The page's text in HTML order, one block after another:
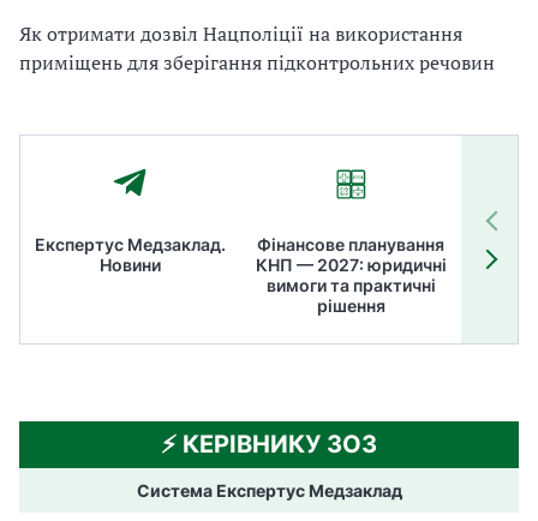
Як отримати дозвіл Нацполіції на використання
приміщень для зберігання підконтрольних речовин
Експертус Медзаклад.
Новини
Фінансове планування
КНП — 2027: юридичні
вимоги та практичні
рішення
⚡️ КЕРІВНИКУ ЗОЗ
Система Експертус Медзаклад